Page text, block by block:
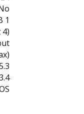
1 TB
lb / 1.5 kg